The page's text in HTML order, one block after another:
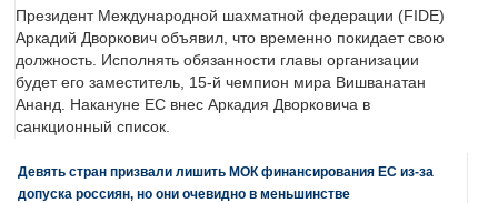
Президент Международной шахматной федерации (FIDE)
Аркадий Дворкович объявил, что временно покидает свою
должность. Исполнять обязанности главы организации
будет его заместитель, 15-й чемпион мира Вишванатан
Ананд. Накануне ЕС внес Аркадия Дворковича в
санкционный список.
Девять стран призвали лишить МОК финансирования ЕС из-за
допуска россиян, но они очевидно в меньшинстве